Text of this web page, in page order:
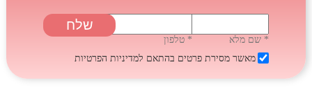
* שם מלא
* טלפון
מאשר מסירת פרטים בהתאם למדיניות הפרטיות